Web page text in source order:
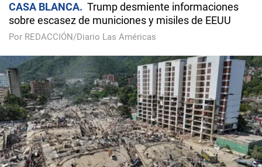
CASA BLANCA
Trump desmiente informaciones
sobre escasez de municiones y misiles de EEUU
Por REDACCIÓN/Diario Las Américas